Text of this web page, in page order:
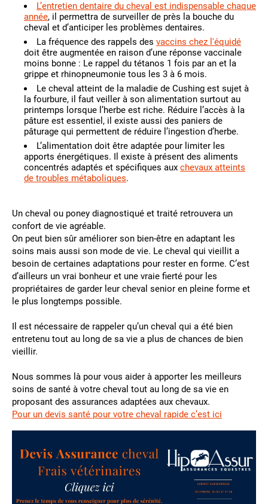
L’entretien dentaire du cheval est indispensable chaque
année, il permettra de surveiller de près la bouche du
cheval et d’anticiper les problèmes dentaires.
La fréquence des rappels des vaccins chez l'équidé
doit être augmentée en raison d’une réponse vaccinale
moins bonne : Le rappel du tétanos 1 fois par an et la
grippe et rhinopneumonie tous les 3 à 6 mois.
Le cheval atteint de la maladie de Cushing est sujet à
la fourbure, il faut veiller à son alimentation surtout au
printemps lorsque l’herbe est riche. Réduire l’accès à la
pâture est essentiel, il existe aussi des paniers de
pâturage qui permettent de réduire l’ingestion d’herbe.
L’alimentation doit être adaptée pour limiter les
apports énergétiques. Il existe à présent des aliments
concentrés adaptés et spécifiques aux chevaux atteints
de troubles métaboliques.
Un cheval ou poney diagnostiqué et traité retrouvera un
confort de vie agréable.
On peut bien sûr améliorer son bien-être en adaptant les
soins mais aussi son mode de vie. Le cheval qui vieillit a
besoin de certaines adaptations pour rester en forme. C’est
d’ailleurs un vrai bonheur et une vraie fierté pour les
propriétaires de garder leur cheval senior en pleine forme et
le plus longtemps possible.
Il est nécessaire de rappeler qu’un cheval qui a été bien
entretenu tout au long de sa vie a plus de chances de bien
vieillir.
Nous sommes là pour vous aider à apporter les meilleurs
soins de santé à votre cheval tout au long de sa vie en
proposant des assurances adaptées aux chevaux.
Pour un devis santé pour votre cheval rapide c’est ici